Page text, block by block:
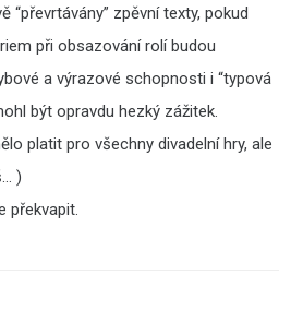
“převrtávány” zpěvní texty, pokud
při obsazování rolí budou
a výrazové schopnosti i “typová
být opravdu hezký zážitek.
platit pro všechny divadelní hry, ale
)
překvapit.